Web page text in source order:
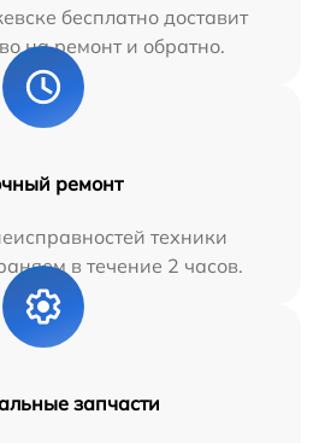
бесплатно доставит
на ремонт и обратно.
ремонт
техники
в течение 2 часов.
запчасти